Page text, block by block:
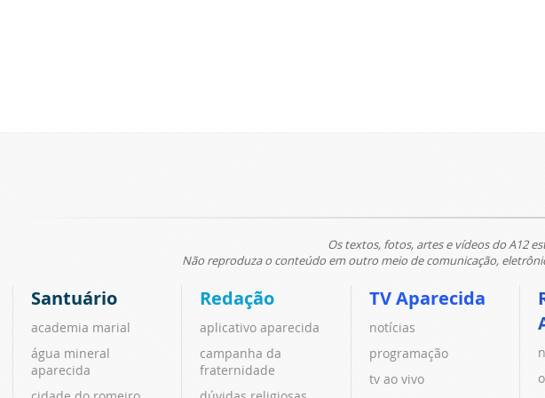
Os textos, fotos, artes e vídeos do A12
Não reproduza o conteúdo em outro meio de comunicação,
Santuário
academia marial
água mineral
aparecida
Redação
aplicativo aparecida
campanha da
fraternidade
TV Aparecida
notícias
programação
tv ao vivo